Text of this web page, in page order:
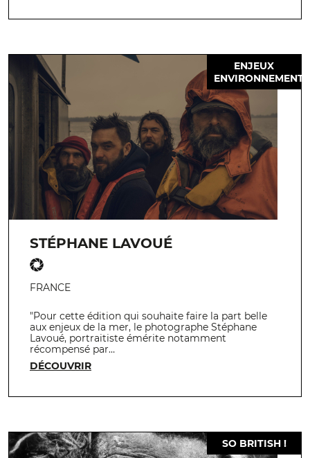
ENJEUX
STÉPHANE LAVOUÉ
FRANCE
"Pour cette édition qui souhaite faire la part belle
aux enjeux de la mer, le photographe Stéphane
Lavoué, portraitiste émérite notamment
récompensé par…
DÉCOUVRIR
SO BRITISH !